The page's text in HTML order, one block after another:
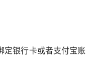
定银行卡或者支付宝账